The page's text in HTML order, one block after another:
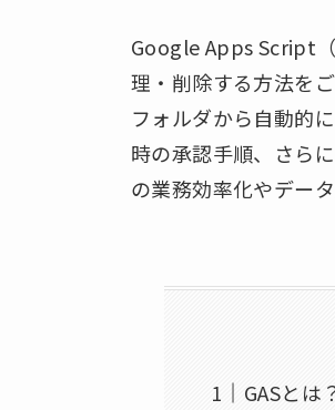
Google Apps Script
理・削除する方法を
フォルダから自動的
時の承認手順、さら
の業務効率化やデー
GASとは